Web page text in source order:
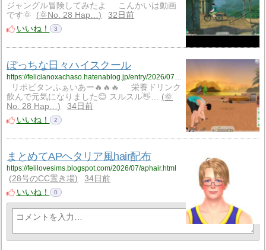
ジャングル冒険してみたよ こんかいは動画
です🌞
🌞No. 28 Hap…
32日前
いいね！
3
ぼっちな日々ハイスクール
リポビタンふぁいあー🔥🔥🔥 栄養ドリンク
飲んで元気になりました😊 スルスル👋…
🌞
No. 28 Hap…
34日前
いいね！
2
まとめてAPヘタリア風hair配布
https://felilovesims.blogspot.com/2026/07/aphair.html
28号のCC置き場
34日前
いいね！
0